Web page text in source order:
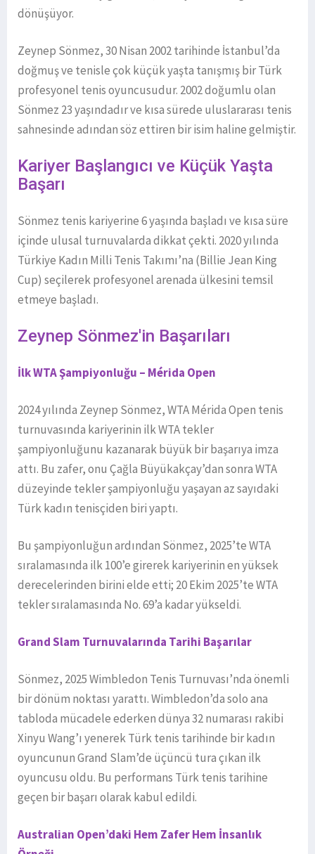
dönüşüyor.
Zeynep Sönmez, 30 Nisan 2002 tarihinde İstanbul’da
doğmuş ve tenisle çok küçük yaşta tanışmış bir Türk
profesyonel tenis oyuncusudur. 2002 doğumlu olan
Sönmez 23 yaşındadır ve kısa sürede uluslararası tenis
sahnesinde adından söz ettiren bir isim haline gelmiştir.
Kariyer Başlangıcı ve Küçük Yaşta
Başarı
Sönmez tenis kariyerine 6 yaşında başladı ve kısa süre
içinde ulusal turnuvalarda dikkat çekti. 2020 yılında
Türkiye Kadın Milli Tenis Takımı’na (Billie Jean King
Cup) seçilerek profesyonel arenada ülkesini temsil
etmeye başladı.
Zeynep Sönmez'in Başarıları
İlk WTA Şampiyonluğu – Mérida Open
2024 yılında Zeynep Sönmez, WTA Mérida Open tenis
turnuvasında kariyerinin ilk WTA tekler
şampiyonluğunu kazanarak büyük bir başarıya imza
attı. Bu zafer, onu Çağla Büyükakçay’dan sonra WTA
düzeyinde tekler şampiyonluğu yaşayan az sayıdaki
Türk kadın tenisçiden biri yaptı.
Bu şampiyonluğun ardından Sönmez, 2025’te WTA
sıralamasında ilk 100’e girerek kariyerinin en yüksek
derecelerinden birini elde etti; 20 Ekim 2025’te WTA
tekler sıralamasında No. 69’a kadar yükseldi.
Grand Slam Turnuvalarında Tarihi Başarılar
Sönmez, 2025 Wimbledon Tenis Turnuvası’nda önemli
bir dönüm noktası yarattı. Wimbledon’da solo ana
tabloda mücadele ederken dünya 32 numarası rakibi
Xinyu Wang’ı yenerek Türk tenis tarihinde bir kadın
oyuncunun Grand Slam’de üçüncü tura çıkan ilk
oyuncusu oldu. Bu performans Türk tenis tarihine
geçen bir başarı olarak kabul edildi.
Australian Open’daki Hem Zafer Hem İnsanlık